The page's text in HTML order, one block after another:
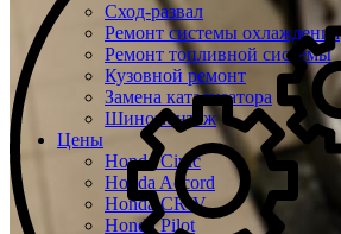
Сход-развал
Ремонт системы охлаждения
Ремонт топливной системы
Кузовной ремонт
Замена катализатора
Шиномонтаж
Цены
Honda Civic
Honda Accord
Honda CR-V
Honda Pilot